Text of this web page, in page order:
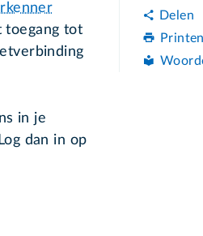
toegang tot
in je
dan in op
Delen